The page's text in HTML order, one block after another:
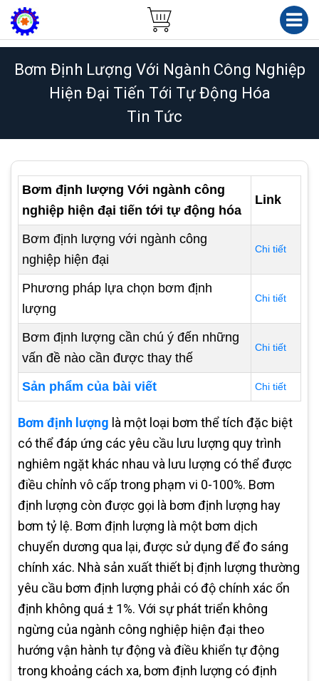
Bơm Định Lượng Với Ngành Công Nghiệp
Hiện Đại Tiến Tới Tự Động Hóa
Tin Tức
Bơm định lượng Với ngành công
nghiệp hiện đại tiến tới tự động hóa
Link
Bơm định lượng với ngành công
nghiệp hiện đại
Chi tiết
Phương pháp lựa chọn bơm định
lượng
Chi tiết
Bơm định lượng cần chú ý đến những
vấn đề nào cần được thay thế
Chi tiết
Sản phẩm của bài viết Chi tiết
Bơm định lượng là một loại bơm thể tích đặc biệt
có thể đáp ứng các yêu cầu lưu lượng quy trình
nghiêm ngặt khác nhau và lưu lượng có thể được
điều chỉnh vô cấp trong phạm vi 0-100%. Bơm
định lượng còn được gọi là bơm định lượng hay
bơm tỷ lệ. Bơm định lượng là một bơm dịch
chuyển dương qua lại, được sử dụng để đo sáng
chính xác. Nhà sản xuất thiết bị định lượng thường
yêu cầu bơm định lượng phải có độ chính xác ổn
định không quá ± 1%. Với sự phát triển không
ngừng của ngành công nghiệp hiện đại theo
hướng vận hành tự động và điều khiển tự động
trong khoảng cách xa, bơm định lượng có định